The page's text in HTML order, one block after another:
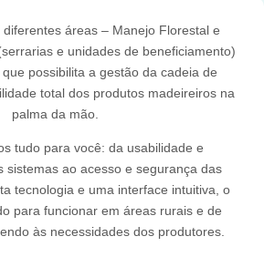
áreas – Manejo Florestal e
e unidades de beneficiamento)
possibilita a gestão da cadeia de
total dos produtos madeireiros na
palma da mão.
tudo para você: da usabilidade e
sistemas ao acesso e segurança das
tecnologia e uma interface intuitiva, o
para funcionar em áreas rurais e de
às necessidades dos produtores.